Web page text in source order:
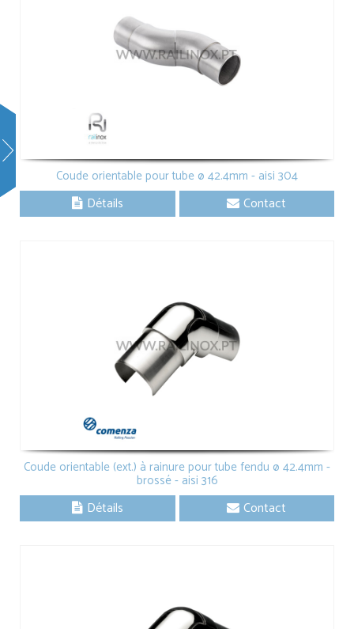
Coude orientable pour tube ø 42.4mm - aisi 304
Détails Contact
Coude orientable (ext.) à rainure pour tube fendu ø 42.4mm -
brossé - aisi 316
Détails Contact